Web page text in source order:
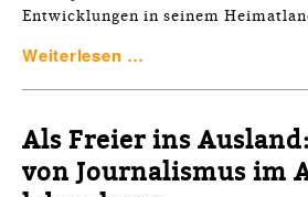
Entwicklungen in seinem
Weiterlesen …
Als Freier ins
von Journalismus im